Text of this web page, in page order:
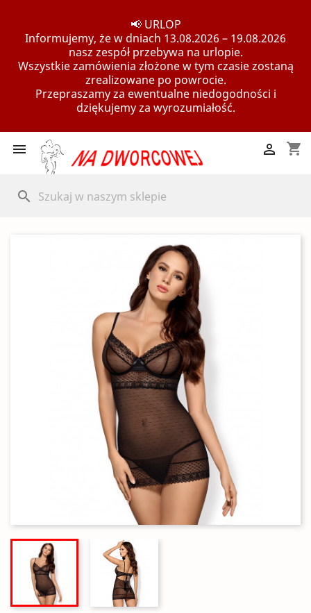
📢 URLOP
Informujemy, że w dniach 13.08.2026 – 19.08.2026
nasz zespół przebywa na urlopie.
Wszystkie zamówienia złożone w tym czasie zostaną
zrealizowane po powrocie.
Przepraszamy za ewentualne niedogodności i
dziękujemy za wyrozumiałość.
 shopping_cart

search